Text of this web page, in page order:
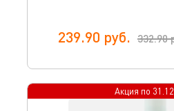
239.90 руб. 332.90
Акция по